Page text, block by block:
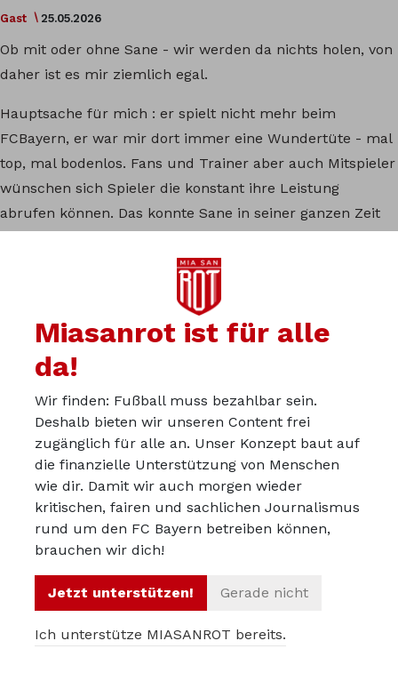
Gast 25.05.2026
Ob mit oder ohne Sane - wir werden da nichts holen, von
daher ist es mir ziemlich egal.
Hauptsache für mich : er spielt nicht mehr beim
FCBayern, er war mir dort immer eine Wundertüte - mal
top, mal bodenlos. Fans und Trainer aber auch Mitspieler
wünschen sich Spieler die konstant ihre Leistung
abrufen können. Das konnte Sane in seiner ganzen Zeit
vorstellen, weshalb er dies dann ausgerechnet bei einer
gerne positiv überraschen, nur der Glaube fehlt mir da
schon.
25.05.2026
In meiner Erinnerung war es bei Löw nicht die fehlende
Konsequenz die kritisiert wurde. Klose und insbesondere
Podolski wurden immer mitgenommen, egal wie sie in
den Klubs gespielt haben. Da wurde wegen
Leistungsprinzip gemeckert, aber Löw hat das
so begründet wie hier im Artikel, er braucht die Spieler
wegen ihres Profils etc.
Miasanrot ist für alle
da!
Wir finden: Fußball muss bezahlbar sein.
Deshalb bieten wir unseren Content frei
zugänglich für alle an. Unser Konzept baut auf
die finanzielle Unterstützung von Menschen
wie dir. Damit wir auch morgen wieder
kritischen, fairen und sachlichen Journalismus
rund um den FC Bayern betreiben können,
brauchen wir dich!
Jetzt unterstützen! Gerade nicht
Ich unterstütze MIASANROT bereits.